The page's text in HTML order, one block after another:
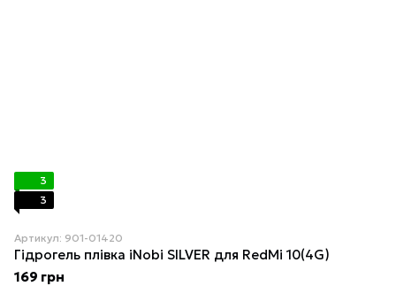
3
3
Артикул: 901-01420
Гідрогель плівка iNobi SILVER для RedMi 10(4G)
169 грн